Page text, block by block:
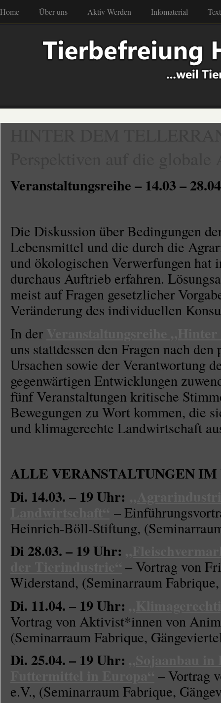
Home Über uns Aktiv Werden Infomaterial
Veranstaltungsreihe – 14.03 –
Die Diskussion über Bedingungen
Lebensmittel und die durch die
und ökologischen Verwerfungen hat
durchaus Auftrieb erfahren.
meist auf Fragen gesetzlicher
Veränderung des individuellen
In der
uns stattdessen den Fragen nach
Ursachen sowie der Verantwortung
gegenwärtigen Entwicklungen
fünf Veranstaltungen kritische
Bewegungen zu Wort kommen, die
und klimagerechte Landwirtschaft
ALLE VERANSTALTUNGEN
Di. 14.03. – 19 Uhr:
–
Heinrich-Böll-Stiftung,
Di 28.03. – 19 Uhr:
– Vortrag von
Widerstand, (Seminarraum
Di. 11.04. – 19 Uhr:
Vortrag von Aktivist*innen von
(Seminarraum Fabrique,
Di. 25.04. – 19 Uhr:
– Vortrag
e.V., (Seminarraum Fabrique,